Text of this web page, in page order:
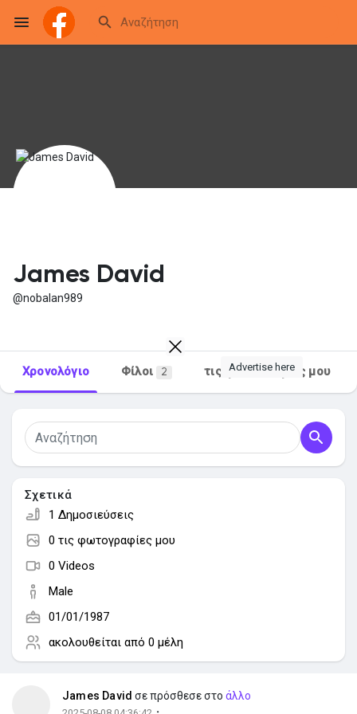
Ανακάλυψε Events
Ανακάλυψε Blogs
Ανακάλυψε Αγορά
οι Ομάδες μου
James David
@nobalan989
Χρονολόγιο Φίλοι 2 τις φωτογραφίες μου
Σχετικά
1 Δημοσιεύσεις
0 τις φωτογραφίες μου
0 Videos
Male
01/01/1987
ακολουθείται από 0 μέλη
James David σε πρόσθεσε στοάλλο
Advertise here